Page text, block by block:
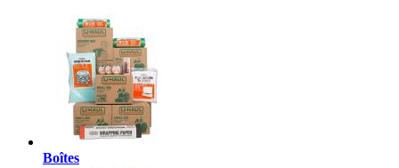
Boîtes